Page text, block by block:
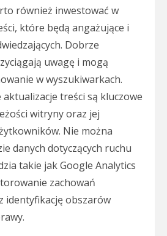
również inwestować w
które będą angażujące i
Dobrze
uwagę i mogą
w wyszukiwarkach.
treści są kluczowe
witryny oraz jej
Nie można
danych dotyczących ruchu
takie jak Google Analytics
zachowań
identyfikację obszarów